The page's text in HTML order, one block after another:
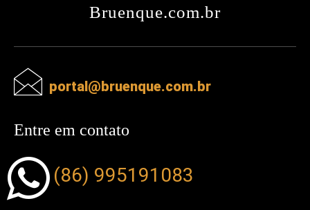
Bruenque.com.br
portal@bruenque.com.br
Entre em contato
(86) 995191083